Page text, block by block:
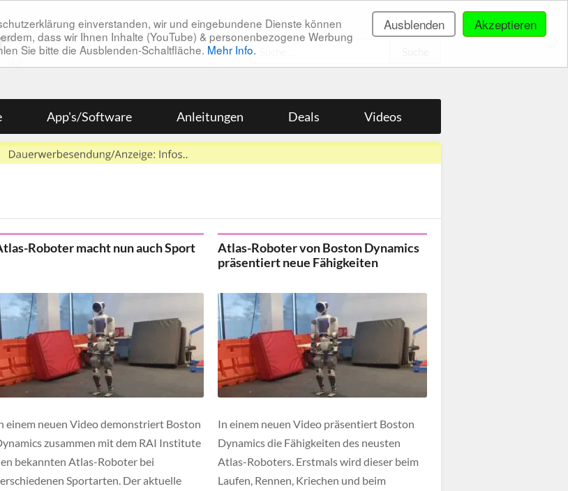
Akzeptieren
Ausblenden
einverstanden, wir und eingebundene Dienste können
dass wir Ihnen Inhalte (YouTube) & personenbezogene Werbung
Sie bitte die Ausblenden-Schaltfläche. Mehr Info.
App's/Software Anleitungen Deals Videos
Roboter macht nun auch Sport
einem neuen Video demonstriert Boston
zusammen mit dem RAI Institute
bekannten Atlas-Roboter bei
Sportarten. Der aktuelle
Atlas-Roboter von Boston Dynamics
präsentiert neue Fähigkeiten
In einem neuen Video präsentiert Boston
Dynamics die Fähigkeiten des neusten
Atlas-Roboters. Erstmals wird dieser beim
Laufen, Rennen, Kriechen und beim